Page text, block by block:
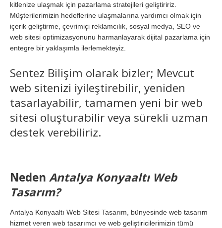
kitlenize ulaşmak için pazarlama stratejileri geliştiririz.
Müşterilerimizin hedeflerine ulaşmalarına yardımcı olmak için
içerik geliştirme, çevrimiçi reklamcılık, sosyal medya, SEO ve
web sitesi optimizasyonunu harmanlayarak dijital pazarlama için
entegre bir yaklaşımla ilerlemekteyiz.
Sentez Bilişim olarak bizler; Mevcut
web sitenizi iyileştirebilir, yeniden
tasarlayabilir, tamamen yeni bir web
sitesi oluşturabilir veya sürekli uzman
destek verebiliriz.
Neden Antalya Konyaaltı Web
Tasarım?
Antalya Konyaaltı Web Sitesi Tasarım, bünyesinde web tasarım
hizmet veren web tasarımcı ve web geliştiricilerimizin tümü